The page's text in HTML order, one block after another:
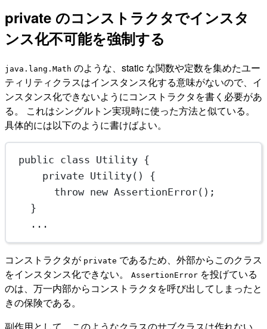
private のコンストラクタでインスタ
ンス化不可能を強制する
java.lang.Math のような、static な関数や定数を集めたユー
ティリティクラスはインスタンス化する意味がないので、イ
ンスタンス化できないようにコンストラクタを書く必要があ
る。 これはシングルトン実現時に使った方法と似ている。
具体的には以下のように書けばよい。
public class Utility {
private Utility() {
throw new AssertionError();
}
...
コンストラクタが private であるため、外部からこのクラス
をインスタンス化できない。
AssertionError を投げている
のは、万一内部からコンストラクタを呼び出してしまったと
きの保険である。
副作用として、このようなクラスのサブクラスは作れない。